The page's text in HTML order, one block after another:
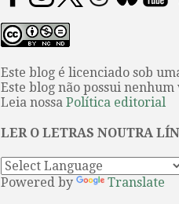
Este blog é licenciado sob
Este blog não possui
Leia nossa Política editorial
LER O LETRAS NOUTRA
Powered by Translate